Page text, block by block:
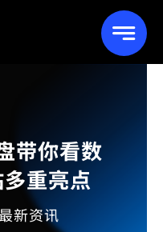
带你看数
重亮点
新资讯